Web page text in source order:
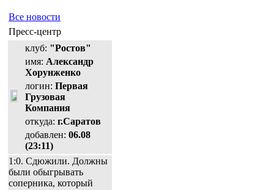
Все новости
Пресс-центр
клуб: "Ростов"
имя: Александр
Хорунженко
логин: Первая
Грузовая
Компания
откуда: г.Саратов
добавлен: 06.08
(23:11)
1:0. Сдюжили. Должны
были обыгрывать
соперника, который